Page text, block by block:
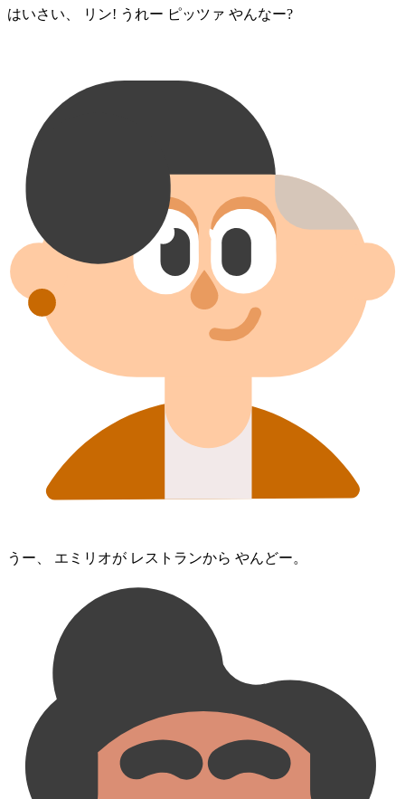
はいさい、 リン! うれー ピッツァ やんなー?
うー、 エミリオ⁠が レストラン⁠から やんどー。